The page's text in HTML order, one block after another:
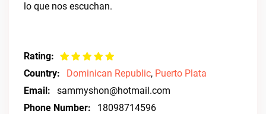
lo que nos escuchan.
Rating:
Country:
Dominican Republic, Puerto Plata
Email:
sammyshon@hotmail.com
Phone Number:
18098714596